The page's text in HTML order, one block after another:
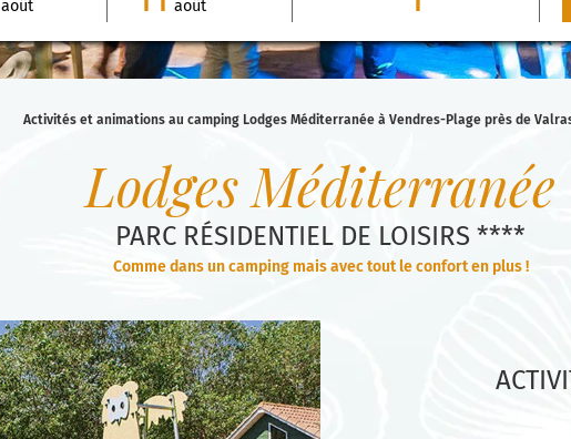
août août
Activités et animations au camping Lodges Méditerranée à Vendres-Plage près de
Lodges Méditerranée
PARC RÉSIDENTIEL DE LOISIRS ****
Comme dans un camping mais avec tout le confort en plus !